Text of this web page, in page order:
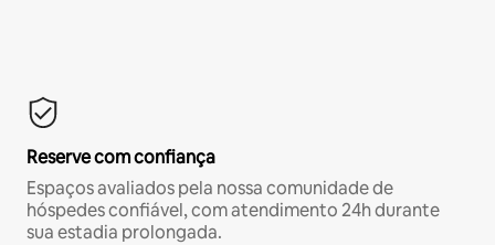
Reserve com confiança
Espaços avaliados pela nossa comunidade de
hóspedes confiável, com atendimento 24h durante
sua estadia prolongada.